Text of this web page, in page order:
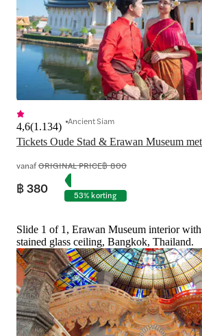
Tickets Oude Stad & Erawan Museum
4,6(1.134) Ancient Siam
vanafORIGINAL PRICE฿ 800
฿ 380 53% korting
Slide 1 of 1, Erawan Museum interior with
stained glass ceiling, Bangkok, Thailand.